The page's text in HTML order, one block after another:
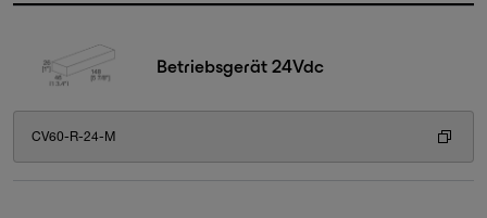
Betriebsgerät 24Vdc
CV60-R-24-M